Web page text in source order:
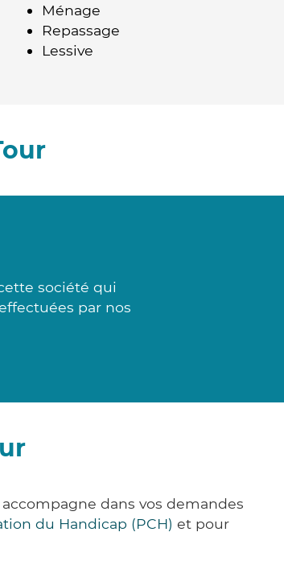
Ménage
Repassage
Lessive
société qui
par nos
dans vos demandes
du Handicap (PCH) et pour